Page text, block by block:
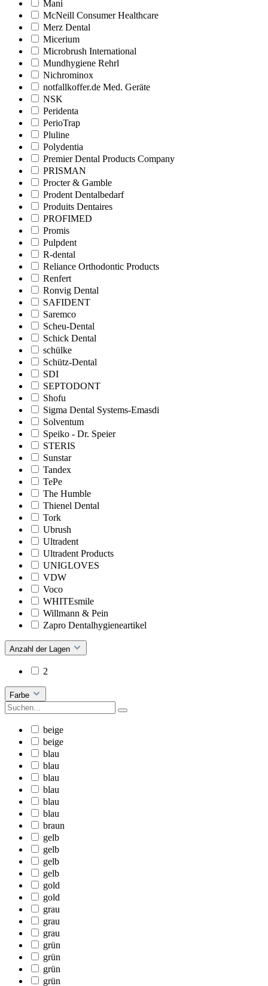
Mani
McNeill Consumer Healthcare
Merz Dental
Micerium
Microbrush International
Mundhygiene Rehrl
Nichrominox
notfallkoffer.de Med. Geräte
NSK
Peridenta
PerioTrap
Pluline
Polydentia
Premier Dental Products Company
PRISMAN
Procter & Gamble
Prodent Dentalbedarf
Produits Dentaires
PROFIMED
Promis
Pulpdent
R-dental
Reliance Orthodontic Products
Renfert
Ronvig Dental
SAFIDENT
Saremco
Scheu-Dental
Schick Dental
schülke
Schütz-Dental
SDI
SEPTODONT
Shofu
Sigma Dental Systems-Emasdi
Solventum
Speiko - Dr. Speier
STERIS
Sunstar
Tandex
TePe
The Humble
Thienel Dental
Tork
Ubrush
Ultradent
Ultradent Products
UNIGLOVES
VDW
Voco
WHITEsmile
Willmann & Pein
Zapro Dentalhygieneartikel
Anzahl der Lagen
2
Farbe
beige
beige
blau
blau
blau
blau
blau
blau
braun
gelb
gelb
gelb
gelb
gold
gold
grau
grau
grau
grün
grün
grün
grün